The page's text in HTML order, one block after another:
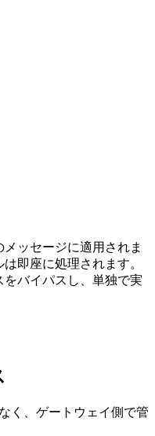
メッセージに適用されま
即座に処理されます。
バイパスし、単独で実
く、ゲートウェイ側で管